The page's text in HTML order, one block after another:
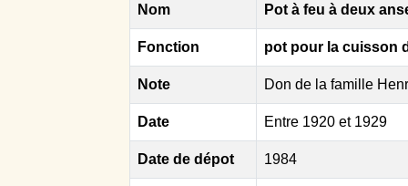
Nom Pot à feu à deux
Fonction pot pour la cuisson
Note Don de la famille
Date Entre 1920 et 1929
Date de dépot 1984